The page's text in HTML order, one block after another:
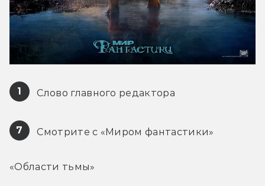
1 Слово главного редактора
7 Смотрите с «Миром фантастики»
«Области тьмы»